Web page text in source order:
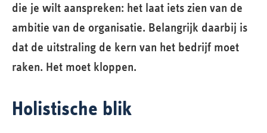
die je wilt aanspreken: het laat iets zien van de
ambitie van de organisatie. Belangrijk daarbij is
dat de uitstraling de kern van het bedrijf moet
raken. Het moet kloppen.
Holistische blik